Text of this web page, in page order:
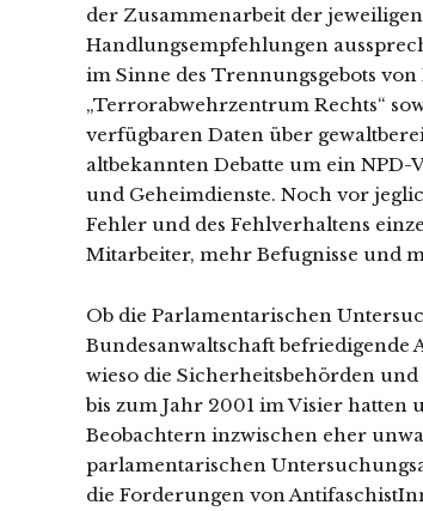
der Zusammenarbeit der
Handlungsempfehlungen
im Sinne des Trennungsgebots
„Terrorabwehrzentrum Rechts“
verfügbaren Daten über
altbekannten Debatte um ein NPD-
und Geheimdienste. Noch vor
Fehler und des Fehlverhaltens
Mitarbeiter, mehr Befugnisse und
Ob die Parlamentarischen
Bundesanwaltschaft befriedigende
wieso die Sicherheitsbehörden
bis zum Jahr 2001 im Visier hatten
Beobachtern inzwischen eher
parlamentarischen
die Forderungen von